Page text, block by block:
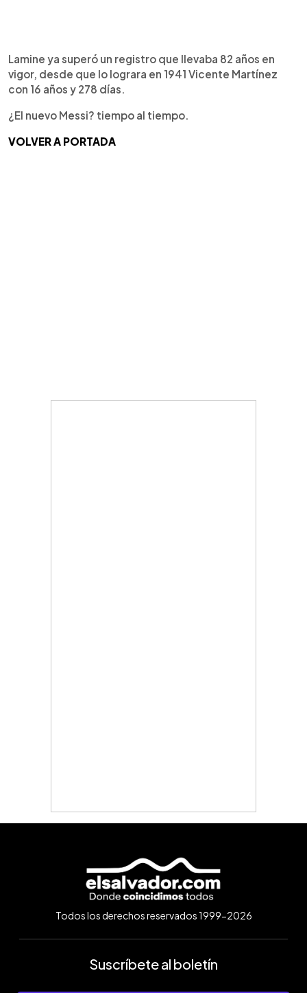
Lamine ya superó un registro que llevaba 82 años en
vigor, desde que lo lograra en 1941 Vicente Martínez
con 16 años y 278 días.
¿El nuevo Messi? tiempo al tiempo.
VOLVER A PORTADA
Todos los derechos reservados 1999-2026
Suscríbete al boletín